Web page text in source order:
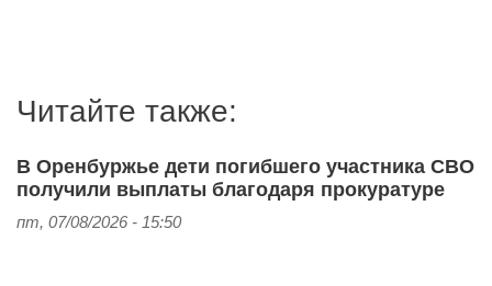
Читайте также:
В Оренбуржье дети погибшего участника СВО
получили выплаты благодаря прокуратуре
пт, 07/08/2026 - 15:50